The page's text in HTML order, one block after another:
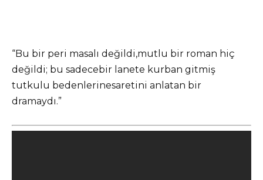
“Bu bir peri masalı değildi,mutlu bir roman hiç
değildi; bu sadecebir lanete kurban gitmiş
tutkulu bedenlerinesaretini anlatan bir
dramaydı.”